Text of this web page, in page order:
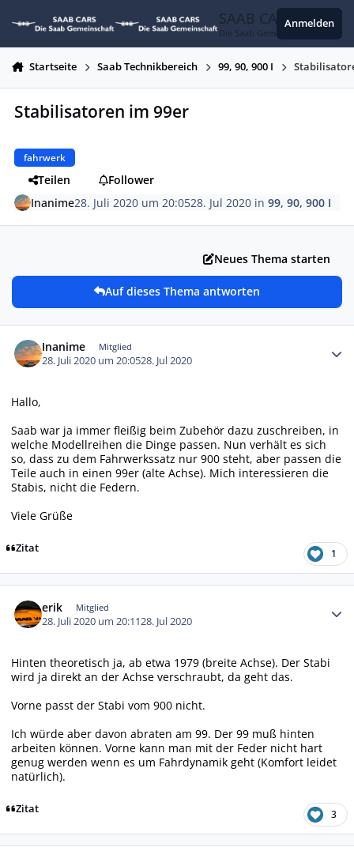
SAAB CARS
Die Saab Gemeinschaft
Anmelden
Startseite Saab Technikbereich 99, 90, 900 I
Stabilisatoren im 99er
fahrwerk
Teilen
Follower
Inanime28. Juli 2020 um 20:0528. Jul 2020 in99, 90, 900 I
Neues Thema starten
Auf dieses Thema antworten
Inanime Mitglied
28. Juli 2020 um 20:0528. Jul 2020
Hallo,
Saab war ja immer fleißig beim Zubehör dazu zuschreiben, in
welche Modellreihen die Dinge passen. Nun verhält es sich
so, dass zu dem Fahrwerkssatz nur 900 steht, aber passen die
Teile auch in einen 99er (alte Achse). Mich interessieren die
Stabis, nicht die Federn.
Viele Grüße
Zitat 1
erik Mitglied
28. Juli 2020 um 20:1128. Jul 2020
Hinten theoretisch ja, ab etwa 1979 (breite Achse). Der Stabi
wird ja direkt an der Achse verschraubt, da geht das.
Vorne passt der Stabi vom 900 nicht.
Ich würde aber davon abraten am 99. Der 99 muß hinten
arbeiten können. Vorne kann man mit der Feder nicht hart
genug werden wenn es um Fahrdynamik geht (Komfort leidet
natürlich).
Zitat 3